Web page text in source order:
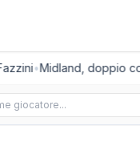
•Midland, doppio